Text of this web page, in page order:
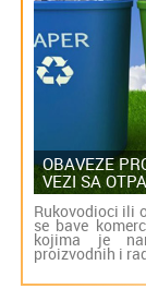
OBAVEZE
VEZI SA
Rukovodioci ili
se bave
kojima je
proizvodnih i